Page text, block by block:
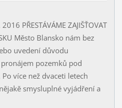
PŘESTÁVÁME ZAJIŠŤOVAT
Město Blansko nám bez
uvedení důvodu
pozemků pod
více než dvaceti letech
smysluplné vyjádření a